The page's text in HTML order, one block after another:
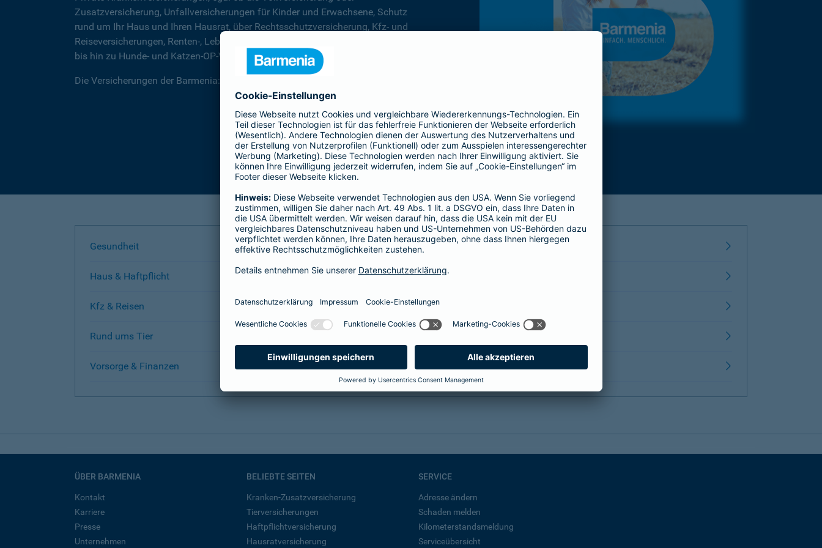
Zusatzversicherung, Unfallversicherungen für Kinder und Erwachsene, Schutz
rund um Ihr Haus und Ihren Hausrat, über Rechtsschutzversicherung, Kfz- und
Reiseversicherungen, Renten-, Lebens- und Berufsunfähigkeitsversicherung
bis hin zu Hunde- und Katzen-OP-Versicherungen.
Die Versicherungen der Barmenia: Wir helfen Ihnen in jeder Lebenslage
Gesundheit
Haus & Haftpflicht
Kfz & Reisen
Rund ums Tier
Vorsorge & Finanzen
ÜBER BARMENIA
Kontakt
Karriere
Presse
Unternehmen
BELIEBTE SEITEN
Kranken-Zusatzversicherung
Tierversicherungen
Haftpflichtversicherung
Hausratversicherung
SERVICE
Adresse ändern
Schaden melden
Kilometerstandsmeldung
Serviceübersicht